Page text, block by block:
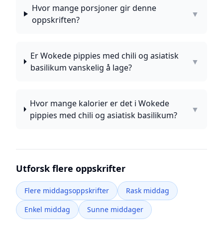
Hvor mange porsjoner gir denne
oppskriften?
▼
Er Wokede pippies med chili og asiatisk
basilikum vanskelig å lage?
▼
Hvor mange kalorier er det i Wokede
pippies med chili og asiatisk basilikum?
▼
Utforsk flere oppskrifter
Flere middagsoppskrifter
Rask middag
Enkel middag
Sunne middager